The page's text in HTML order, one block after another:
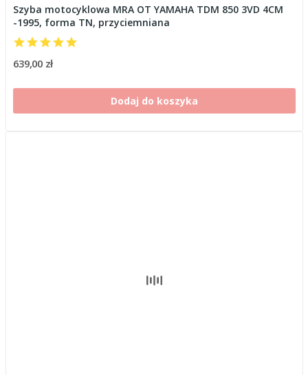
Szyba motocyklowa MRA OT YAMAHA TDM 850 3VD 4CM
-1995, forma TN, przyciemniana
639,00 zł
Dodaj do koszyka